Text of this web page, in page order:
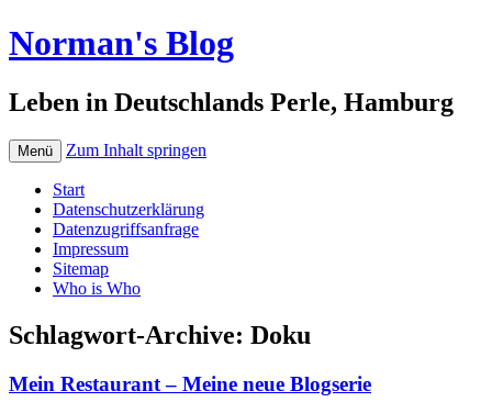
Norman's Blog
Leben in Deutschlands Perle, Hamburg
Menü Zum Inhalt springen
Start
Datenschutzerklärung
Datenzugriffsanfrage
Impressum
Sitemap
Who is Who
Schlagwort-Archive: Doku
Mein Restaurant – Meine neue Blogserie